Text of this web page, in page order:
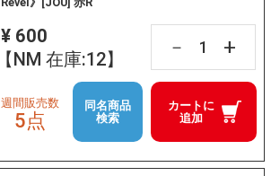
¥ 600
【NM 在庫:12】
－ +
カートに
追加
週間販売数
5点
同名商品
検索